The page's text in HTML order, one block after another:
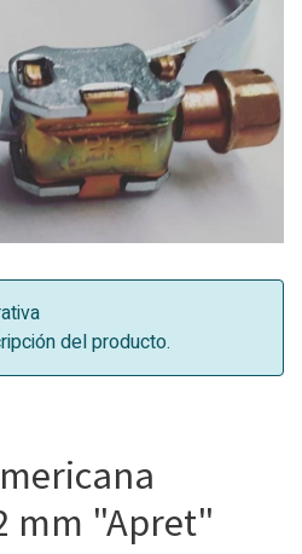
del producto.
mm "Apret"